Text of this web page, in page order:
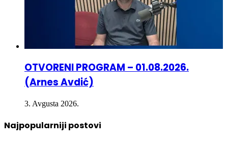
OTVORENI PROGRAM – 01.08.2026.
(Arnes Avdić)
3. Avgusta 2026.
Najpopularniji postovi
12. Decembra 2024.